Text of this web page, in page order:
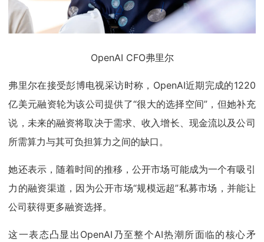
OpenAI CFO弗里尔
弗里尔在接受彭博电视采访时称，OpenAI近期完成的1220
亿美元融资轮为该公司提供了“很大的选择空间”，但她补充
说，未来的融资将取决于需求、收入增长、现金流以及公司
所需算力与其可负担算力之间的缺口。
她还表示，随着时间的推移，公开市场可能成为一个有吸引
力的融资渠道，因为公开市场“规模远超”私募市场，并能让
公司获得更多融资选择。
这一表态凸显出OpenAI乃至整个AI热潮所面临的核心矛